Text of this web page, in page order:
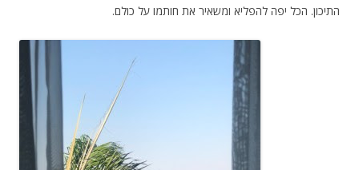
התיכון. הכל יפה להפליא ומשאיר את חותמו על כולם.